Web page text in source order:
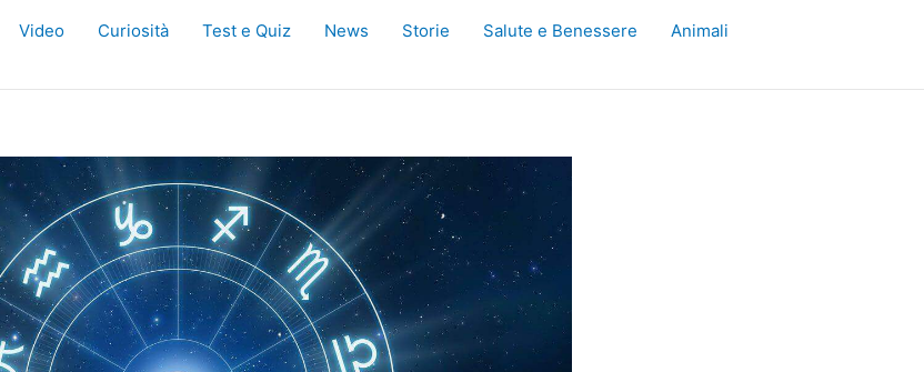
Video Curiosità Test e Quiz News Storie Salute e Benessere
Animali